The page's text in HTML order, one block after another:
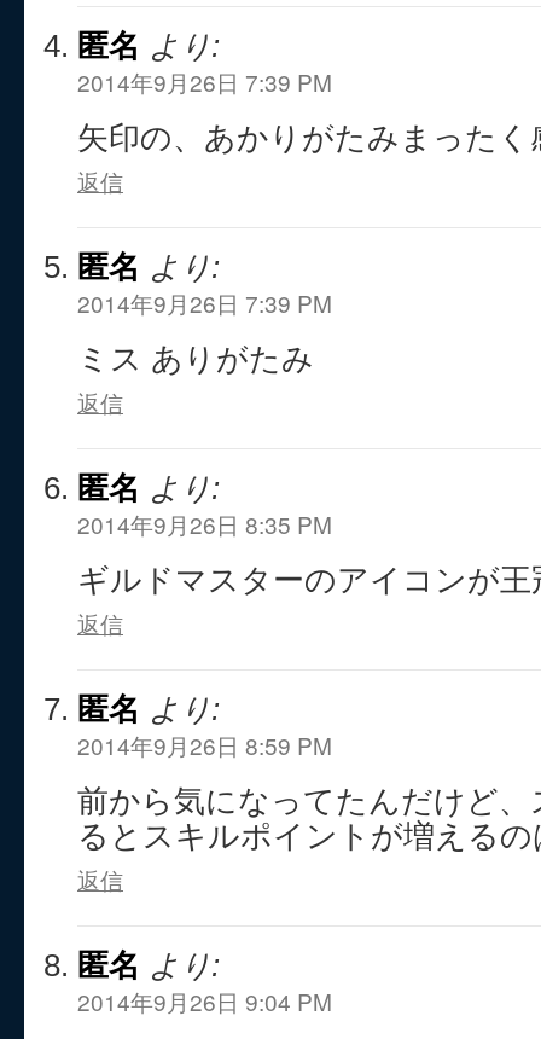
匿名 より:
2014年9月26日 7:39 PM
矢印の、あかりがたみまった
返信
匿名 より:
2014年9月26日 7:39 PM
ミス ありがたみ
返信
匿名 より:
2014年9月26日 8:35 PM
ギルドマスターのアイコンが
返信
匿名 より:
2014年9月26日 8:59 PM
前から気になってたんだけど
るとスキルポイントが増える
返信
匿名 より:
2014年9月26日 9:04 PM